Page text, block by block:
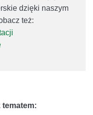
dzięki naszym
też: